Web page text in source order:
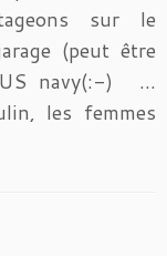
sur le
(peut être
navy(:-) …
les femmes